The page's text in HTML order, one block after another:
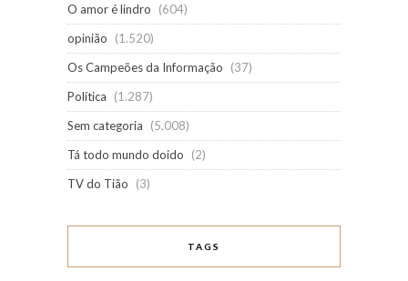
O amor é lindro
(604)
opinião
(1.520)
Os Campeões da Informação
(37)
Política
(1.287)
Sem categoria
(5.008)
Tá todo mundo doido
(2)
TV do Tião
(3)
TAGS